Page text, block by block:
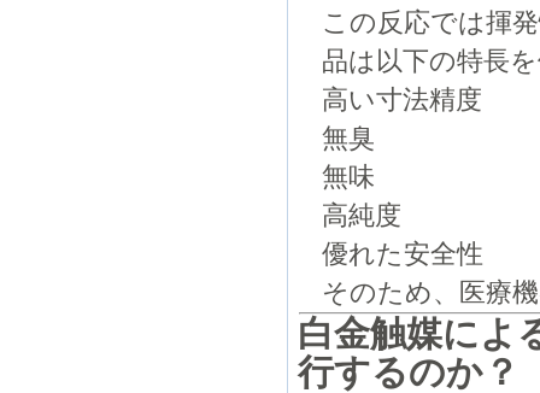
この反応では揮
品は以下の特長
高い寸法精度
無臭
無味
高純度
優れた安全性
そのため、医療
白金触媒によ
行するのか？